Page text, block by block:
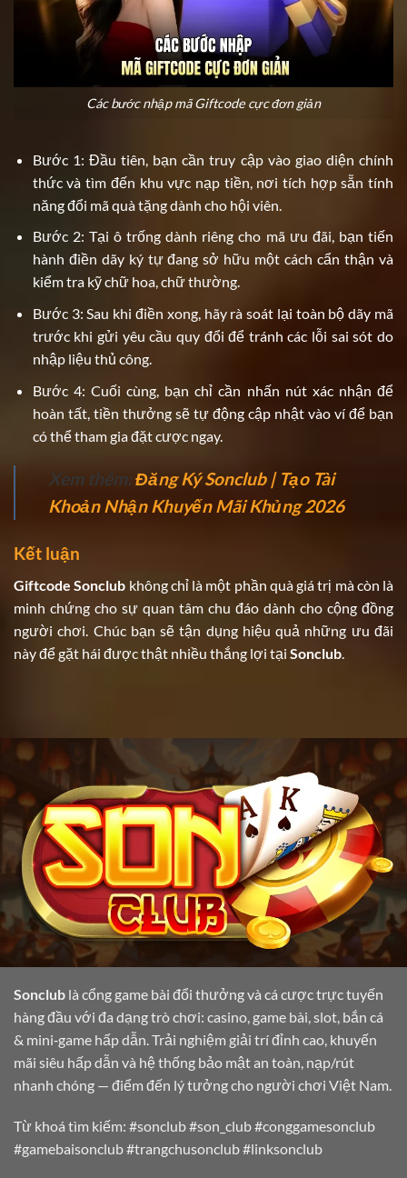
Các bước nhập mã Giftcode cực đơn giản
Bước 1: Đầu tiên, bạn cần truy cập vào giao diện chính
thức và tìm đến khu vực nạp tiền, nơi tích hợp sẵn tính
năng đổi mã quà tặng dành cho hội viên.
Bước 2: Tại ô trống dành riêng cho mã ưu đãi, bạn tiến
hành điền dãy ký tự đang sở hữu một cách cẩn thận và
kiểm tra kỹ chữ hoa, chữ thường.
Bước 3: Sau khi điền xong, hãy rà soát lại toàn bộ dãy mã
trước khi gửi yêu cầu quy đổi để tránh các lỗi sai sót do
nhập liệu thủ công.
Bước 4: Cuối cùng, bạn chỉ cần nhấn nút xác nhận để
hoàn tất, tiền thưởng sẽ tự động cập nhật vào ví để bạn
có thể tham gia đặt cược ngay.
Xem thêm:Đăng Ký Sonclub | Tạo Tài
Khoản Nhận Khuyến Mãi Khủng 2026
Kết luận
Giftcode Sonclub không chỉ là một phần quà giá trị mà còn là
minh chứng cho sự quan tâm chu đáo dành cho cộng đồng
người chơi. Chúc bạn sẽ tận dụng hiệu quả những ưu đãi
này để gặt hái được thật nhiều thắng lợi tại Sonclub.
Sonclub là cổng game bài đổi thưởng và cá cược trực tuyến
hàng đầu với đa dạng trò chơi: casino, game bài, slot, bắn cá
& mini‑game hấp dẫn. Trải nghiệm giải trí đỉnh cao, khuyến
mãi siêu hấp dẫn và hệ thống bảo mật an toàn, nạp/rút
nhanh chóng — điểm đến lý tưởng cho người chơi Việt Nam.
Từ khoá tìm kiếm: #sonclub #son_club #conggamesonclub
#gamebaisonclub #trangchusonclub #linksonclub